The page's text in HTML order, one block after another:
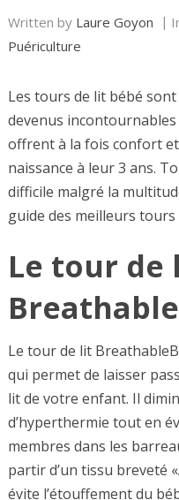
Written by Laure Goyon
Puériculture
Les tours de lit bébé
devenus
offrent à la fois confort
naissance à leur 3 ans.
difficile malgré la
guide des meilleurs tours
Le tour de
Le tour de lit
qui permet de laisser
lit de votre enfant. Il
d’hyperthermie tout en
membres dans les
partir d’un tissu breveté «
évite l’étouffement du